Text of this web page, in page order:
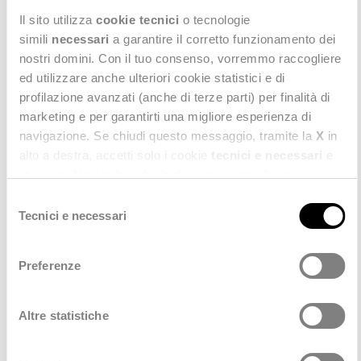
Il sito utilizza cookie tecnici o tecnologie
simili necessari a garantire il corretto funzionamento dei
nostri domini. Con il tuo consenso, vorremmo raccogliere
ed utilizzare anche ulteriori cookie statistici e di
profilazione avanzati (anche di terze parti) per finalità di
marketing e per garantirti una migliore esperienza di
navigazione. Se chiudi questo messaggio, tramite la X in
maggiori informazioni consulta anche la nostra
Privacy
delTecnici e necessari
Preferenze
Altre statistiche